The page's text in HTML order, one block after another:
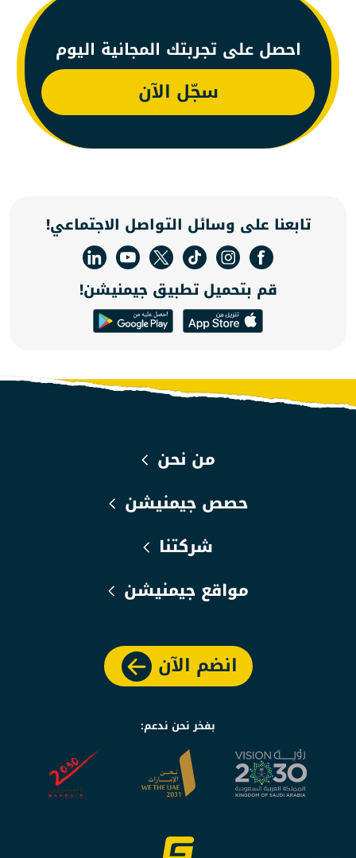
احصل على تجربتك المجانية اليوم
سجّل الآن
تابعنا على وسائل التواصل الاجتماعي!
قم بتحميل تطبيق جيمنيشن!
من نحن
حصص جيمنيشن
شركتنا
مواقع جيمنيشن
انضم الآن
بفخر نحن ندعم: